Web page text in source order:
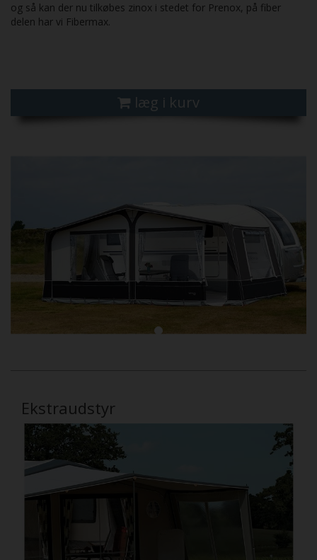
og så kan der nu tilkøbes zinox i stedet for Prenox, på fiber
delen har vi Fibermax.
læg i kurv
Ekstraudstyr